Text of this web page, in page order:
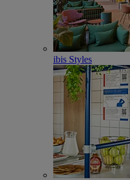
ibis Styles